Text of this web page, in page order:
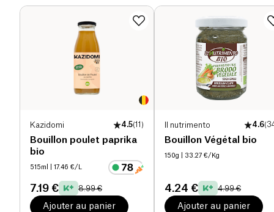
Kazidomi 4.5(11 )
Bouillon poulet paprika
bio
515ml | 17.46 €/L
7.19 € 8.99 €
Ajouter au panier
Il nutrimento 4.6(
Bouillon Végétal bio
150g | 33.27 €/Kg
4.24 € 4.99 €
Ajouter au panier
Protéines (g) 1.7 g
0.56 g